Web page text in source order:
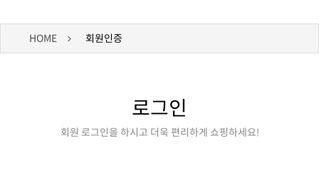
HOME 회원인증
로그인
회원 로그인을 하시고 더욱 편리하게 쇼핑하세요!